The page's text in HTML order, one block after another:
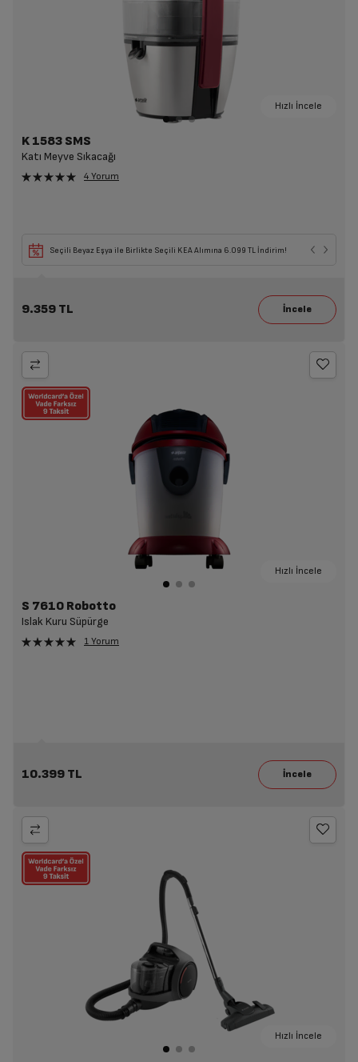
Hızlı İncele
K 1583 SMS
Katı Meyve Sıkacağı
4 Yorum
Seçili Beyaz Eşya ile Birlikte Seçili KEA Alımına 6.099 TL İndirim!
9.359 TL
Hızlı İncele
S 7610 Robotto
Islak Kuru Süpürge
1 Yorum
10.399 TL
Hızlı İncele